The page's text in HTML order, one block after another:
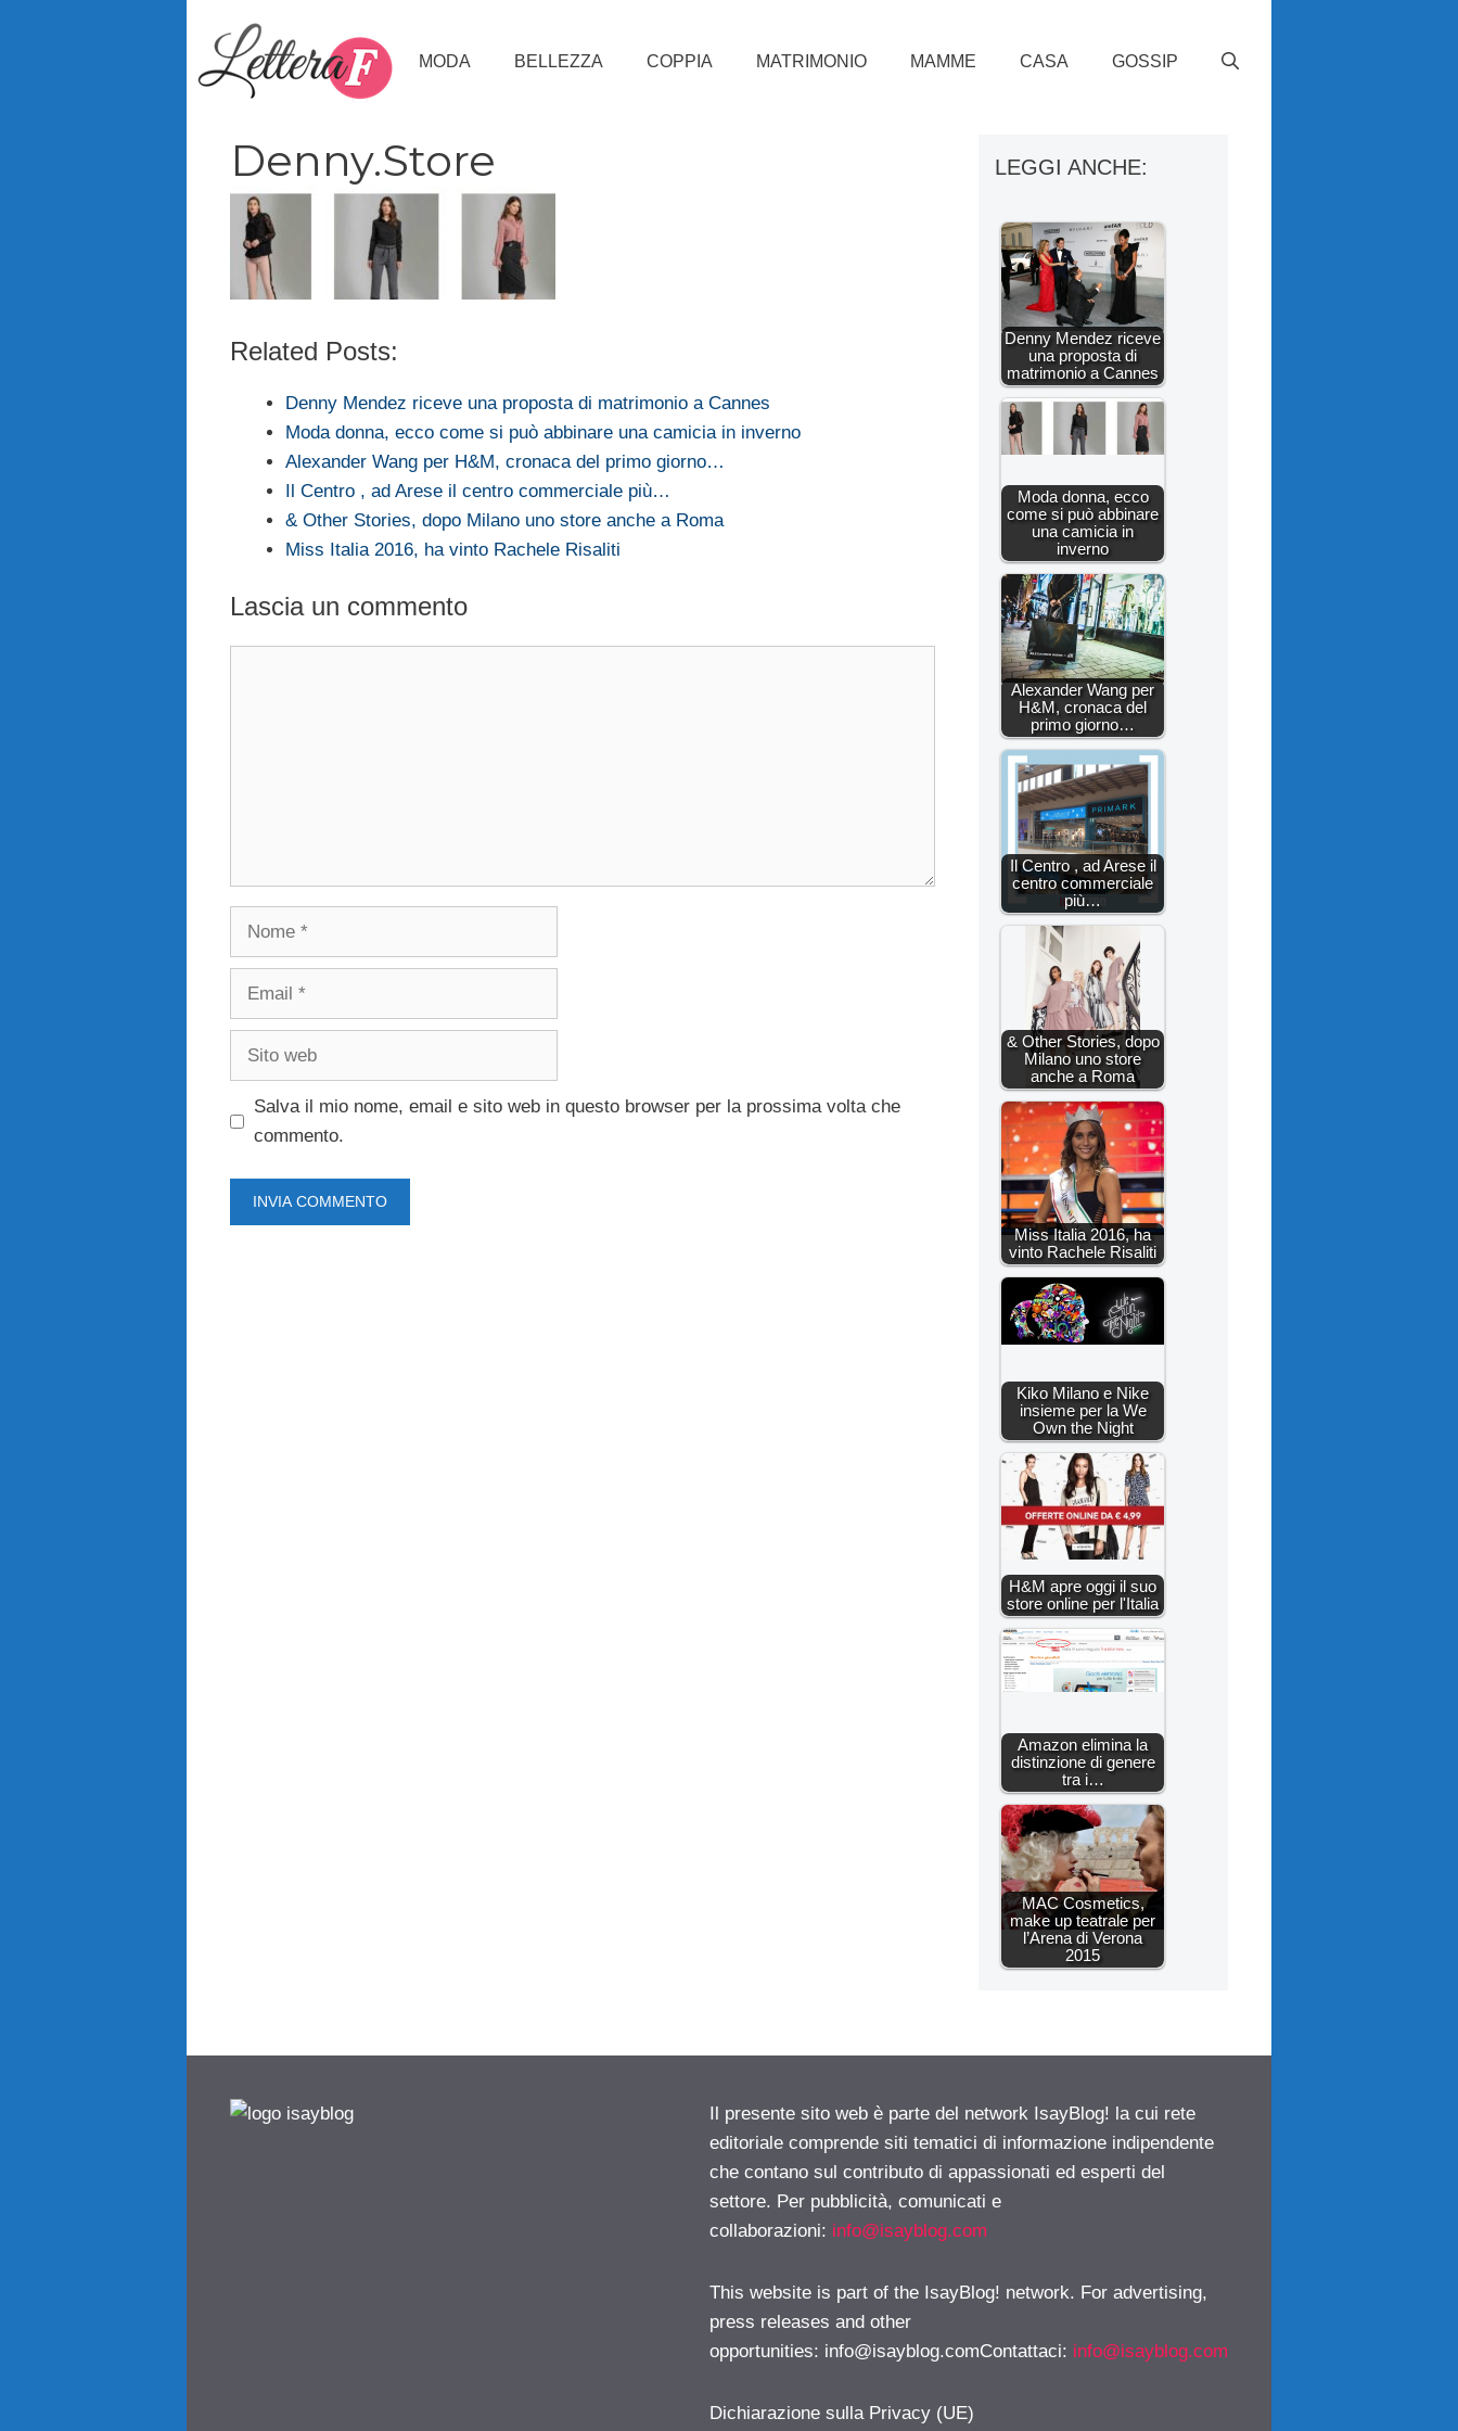
MODA BELLEZZA COPPIA MATRIMONIO MAMME CASA GOSSIP
Denny.Store
Related Posts:
Denny Mendez riceve una proposta di matrimonio a Cannes
Moda donna, ecco come si può abbinare una camicia in inverno
Alexander Wang per H&M, cronaca del primo giorno…
Il Centro , ad Arese il centro commerciale più…
& Other Stories, dopo Milano uno store anche a Roma
Miss Italia 2016, ha vinto Rachele Risaliti
Lascia un commento
Nome
Email
Sito
Salva il mio nome, email e sito web in questo browser per la prossima volta che
commento.
LEGGI ANCHE:
Denny Mendez riceve
una proposta di
matrimonio a Cannes
Moda donna, ecco
come si può abbinare
una camicia in
inverno
Alexander Wang per
H&M, cronaca del
primo giorno…
Il Centro , ad Arese il
centro commerciale
più…
& Other Stories, dopo
Milano uno store
anche a Roma
Miss Italia 2016, ha
vinto Rachele Risaliti
Kiko Milano e Nike
insieme per la We
Own the Night
H&M apre oggi il suo
store online per l'Italia
Amazon elimina la
distinzione di genere
tra i…
MAC Cosmetics,
make up teatrale per
l’Arena di Verona
2015
Il presente sito web è parte del network IsayBlog! la cui rete
editoriale comprende siti tematici di informazione indipendente
che contano sul contributo di appassionati ed esperti del
settore. Per pubblicità, comunicati e
collaborazioni: info@isayblog.com
This website is part of the IsayBlog! network. For advertising,
press releases and other
opportunities: info@isayblog.comContattaci: info@isayblog.com
Dichiarazione sulla Privacy (UE)